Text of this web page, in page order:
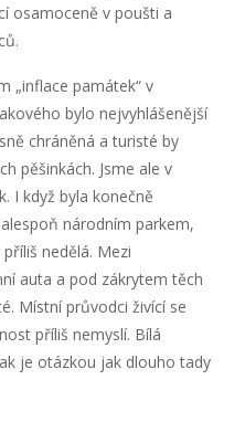
osamoceně v poušti a
„inflace památek“ v
bylo nejvyhlášenější
chráněná a turisté by
pěšinkách. Jsme ale v
I když byla konečně
národním parkem,
nedělá. Mezi
auta a pod zákrytem těch
Místní průvodci živící se
příliš nemyslí. Bílá
je otázkou jak dlouho tady